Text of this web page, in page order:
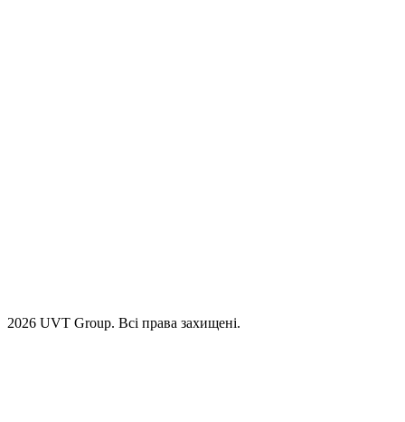
2026 UVT Group. Всі права захищені.